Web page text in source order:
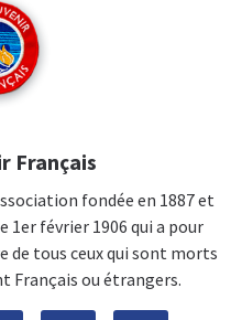
Français
fondée en 1887 et
1er février 1906 qui a pour
tous ceux qui sont morts
Français ou étrangers.